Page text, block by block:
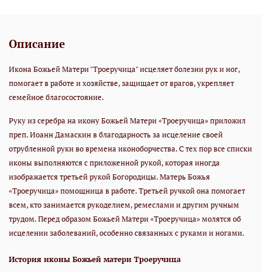
Описание
Икона Божьей Матери "Троеручица" исцеляет болезни рук и ног,
помогает в работе и хозяйстве, защищает от врагов, укрепляет
семейное благосостояние.
Руку из серебра на икону Божьей Матери «Троеручица» приложил
преп. Иоанн Дамаскин в благодарность за исцеление своей
отрубленной руки во времена иконоборчества. С тех пор все списки
иконы выполняются с приложенной рукой, которая иногда
изображается третьей рукой Богородицы. Матерь Божья
«Троеручица» помощница в работе. Третьей ручкой она помогает
всем, кто занимается рукоделием, ремеслами и другим ручным
трудом. Перед образом Божьей Матери «Троеручица» молятся об
исцелении заболеваний, особенно связанных с руками и ногами.
История иконы Божьей матери Троеручица